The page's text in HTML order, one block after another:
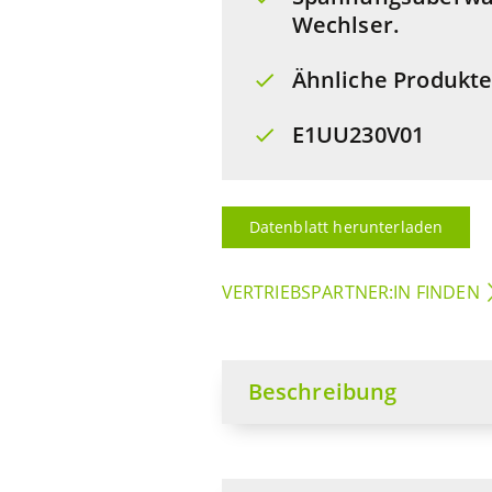
Wechlser.
Ähnliche
E1UU230V01
Datenblatt herunterladen
VERTRIEBSPARTNER:IN FINDEN
Beschreibung